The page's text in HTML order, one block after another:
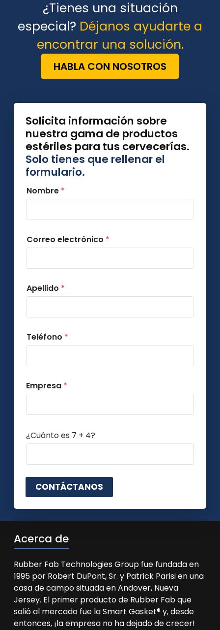
¿Tienes una situación
especial? Déjanos ayudarte a
encontrar una solución.
HABLA CON NOSOTROS
Solicita información sobre
nuestra gama de productos
estériles para tus cervecerías.
Solo tienes que rellenar el
formulario.
Nombre *
Correo electrónico *
Apellido *
Teléfono *
Empresa *
C
a
t
h
p
e
r
o
n
l
i
z
a
d
o
*
¿Cuánto es 7 + 4?
CONTÁCTANOS
Acerca de
Rubber Fab Technologies Group fue fundada en
1995 por Robert DuPont, Sr. y Patrick Parisi en una
casa de campo situada en Andover, Nueva
Jersey. El primer producto de Rubber Fab que
salió al mercado fue la Smart Gasket® y, desde
entonces, ¡la empresa no ha dejado de crecer!